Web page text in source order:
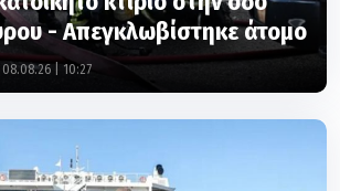
08.08.26 | 10:27